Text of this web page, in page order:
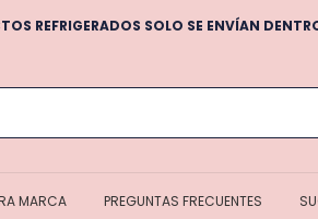
REFRIGERADOS SOLO SE ENVÍAN
MARCA PREGUNTAS FRECUENTES